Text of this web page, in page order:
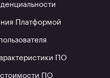
Платформой
ПО
ПО